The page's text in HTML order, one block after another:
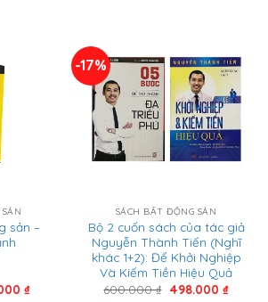
sản –
₫Giá
-17%
SÁCH BẤT ĐỘNG SẢN
Bộ 2 cuốn sách của tác giả
Nguyễn Thành Tiến (Nghĩ
khác 1+2): Để Khởi Nghiệp
Và Kiếm Tiền Hiệu Quả
600.000₫ Giá
498.000 ₫Giá